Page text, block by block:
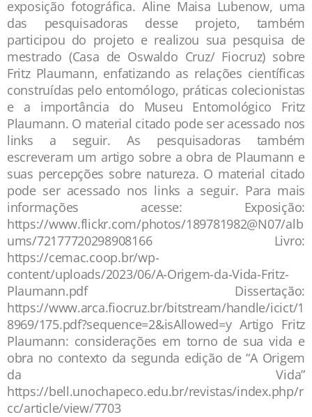
exposição fotográfica. Aline Maisa Lubenow, uma
das pesquisadoras desse projeto, também
participou do projeto e realizou sua pesquisa de
mestrado (Casa de Oswaldo Cruz/ Fiocruz) sobre
Fritz Plaumann, enfatizando as relações científicas
construídas pelo entomólogo, práticas colecionistas
e a importância do Museu Entomológico Fritz
Plaumann. O material citado pode ser acessado nos
links a seguir. As pesquisadoras também
escreveram um artigo sobre a obra de Plaumann e
suas percepções sobre natureza. O material citado
pode ser acessado nos links a seguir. Para mais
informações acesse: Exposição:
https://www.flickr.com/photos/189781982@N07/alb
ums/72177720298908166 Livro:
https://cemac.coop.br/wp-
content/uploads/2023/06/A-Origem-da-Vida-Fritz-
Plaumann.pdf Dissertação:
https://www.arca.fiocruz.br/bitstream/handle/icict/1
8969/175.pdf?sequence=2&isAllowed=y Artigo Fritz
Plaumann: considerações em torno de sua vida e
obra no contexto da segunda edição de “A Origem
da Vida”
https://bell.unochapeco.edu.br/revistas/index.php/r
cc/article/view/7703